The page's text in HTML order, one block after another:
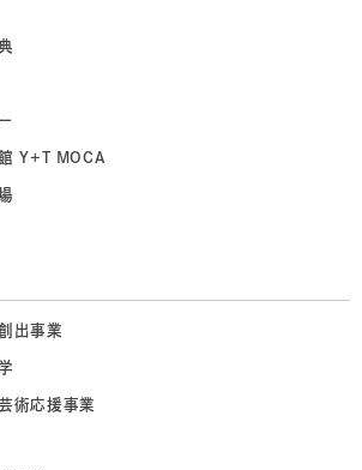
Y+T MOCA
出事業
術応援事業